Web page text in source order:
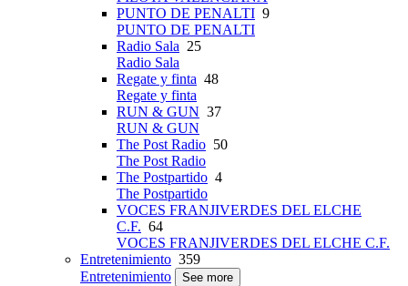
PUNTO DE PENALTI 9
PUNTO DE PENALTI
Radio Sala 25
Radio Sala
Regate y finta 48
Regate y finta
RUN & GUN 37
RUN & GUN
The Post Radio 50
The Post Radio
The Postpartido 4
The Postpartido
VOCES FRANJIVERDES DEL ELCHE
C.F. 64
VOCES FRANJIVERDES DEL ELCHE C.F.
Entretenimiento 359
Entretenimiento
See more